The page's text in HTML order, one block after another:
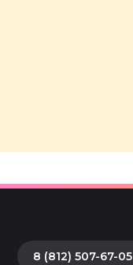
8 (812) 507-67-05